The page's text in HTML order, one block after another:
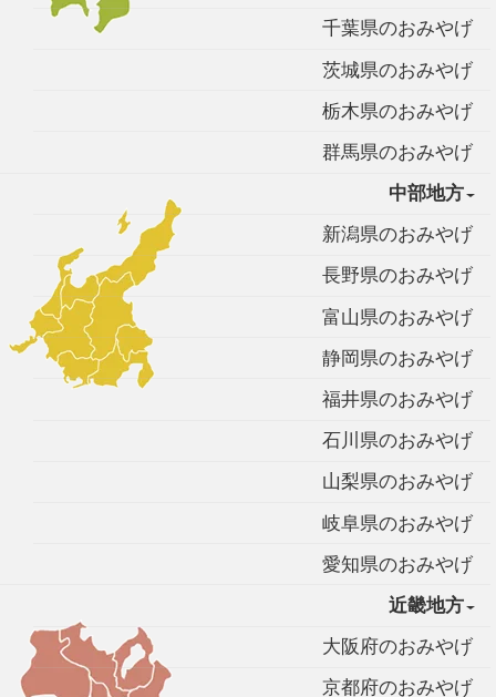
千葉県のおみやげ
茨城県のおみやげ
栃木県のおみやげ
群馬県のおみやげ
中部地方
新潟県のおみやげ
長野県のおみやげ
富山県のおみやげ
静岡県のおみやげ
福井県のおみやげ
石川県のおみやげ
山梨県のおみやげ
岐阜県のおみやげ
愛知県のおみやげ
近畿地方
大阪府のおみやげ
京都府のおみやげ